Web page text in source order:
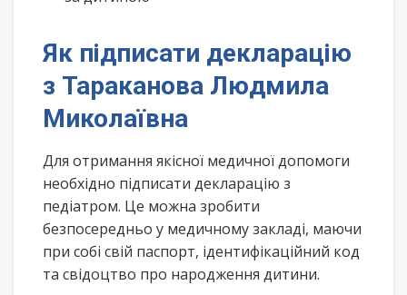
Як підписати декларацію
з Тараканова Людмила
Миколаївна
Для отримання якісної медичної допомоги
необхідно підписати декларацію з
педіатром. Це можна зробити
безпосередньо у медичному закладі, маючи
при собі свій паспорт, ідентифікаційний код
та свідоцтво про народження дитини.